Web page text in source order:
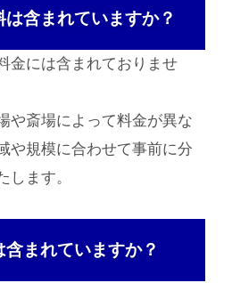
は含まれていますか？
金には含まれておりませ
や斎場によって料金が異な
や規模に合わせて事前に分
します。
含まれていますか？